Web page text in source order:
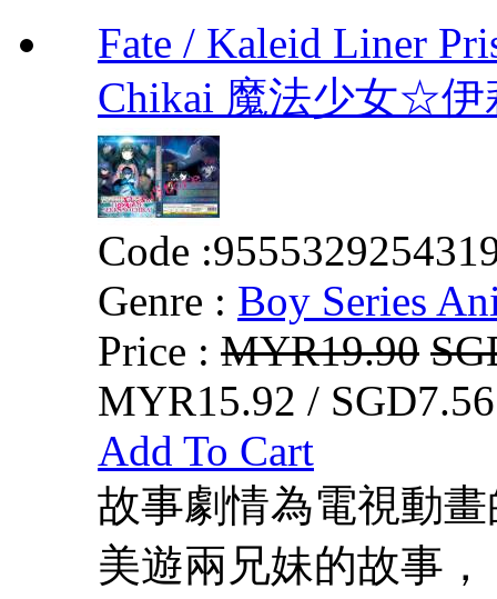
Fate / Kaleid Liner
Chikai 魔法少女☆伊
Code :
Genre : Boy Series
Price : MYR19.90
MYR15.92 /
Add To Cart
故事劇情為電視動
美遊兩兄妹的故事